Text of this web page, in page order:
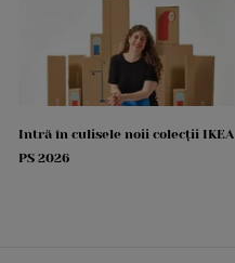
Intră în culisele noii colecții IKEA
PS 2026